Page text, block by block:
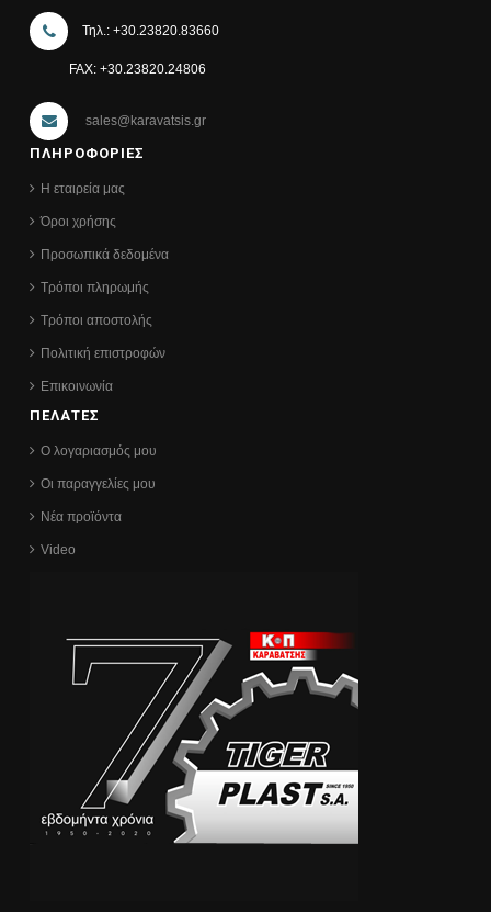
Τηλ.: +30.23820.83660
FAX: +30.23820.24806
sales@karavatsis.gr
ΠΛΗΡΟΦΟΡΙΕΣ
Η εταιρεία μας
Όροι χρήσης
Προσωπικά δεδομένα
Τρόποι πληρωμής
Τρόποι αποστολής
Πολιτική επιστροφών
Επικοινωνία
ΠΕΛΑΤΕΣ
Ο λογαριασμός μου
Οι παραγγελίες μου
Νέα προϊόντα
Video